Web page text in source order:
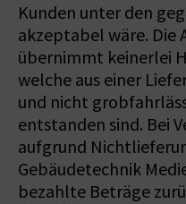
Kunden unter den
akzeptabel wäre.
übernimmt keinerlei
welche aus einer
und nicht
entstanden sind. Bei
aufgrund
Gebäudetechnik
bezahlte Beträge